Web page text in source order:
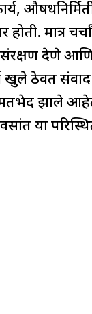
मात्र
संरक्षण देणे
खुले ठेवत संवाद
मतभेद झाले
या